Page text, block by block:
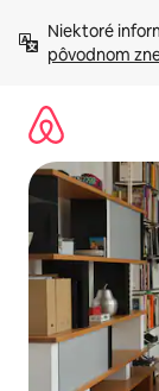
obsah.
Niektoré
pôvodnom